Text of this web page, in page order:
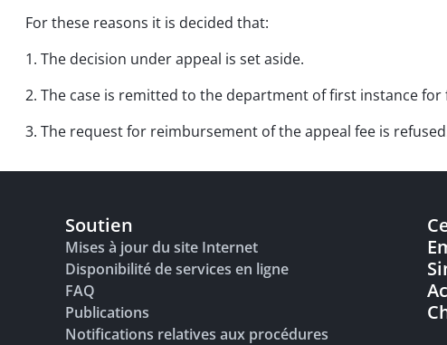
For these reasons it is decided that:
1. The decision under appeal is set aside.
2. The case is remitted to the department of first instance
3. The request for reimbursement of the appeal fee is
Soutien
Mises à jour du site Internet
Disponibilité de services en ligne
FAQ
Publications
Notifications relatives aux procédures